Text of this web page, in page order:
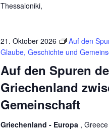
Thessaloniki,
Auf den Spuren
Griechenland
Gemeinschaft
21. Oktober 2026
Auf den
Glaube, Geschichte und
Griechenland - Europa , Greece